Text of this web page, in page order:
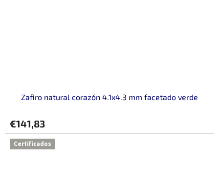
Zafiro natural corazón 4.1x4.3 mm facetado verde
€141,83
Certificados